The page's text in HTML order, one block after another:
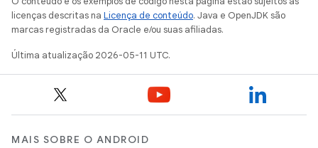
licenças descritas na Licença de conteúdo. Java e OpenJDK são
marcas registradas da Oracle e/ou suas afiliadas.
Última atualização 2026-05-11 UTC.
MAIS SOBRE O ANDROID